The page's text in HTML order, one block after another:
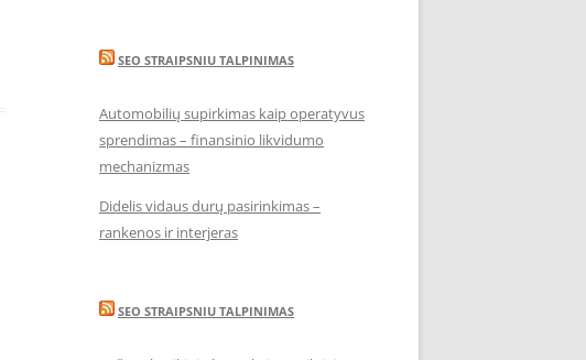
SEO STRAIPSNIU TALPINIMAS
Automobilių supirkimas kaip operatyvus
sprendimas – finansinio likvidumo
mechanizmas
Didelis vidaus durų pasirinkimas –
rankenos ir interjeras
SEO STRAIPSNIU TALPINIMAS